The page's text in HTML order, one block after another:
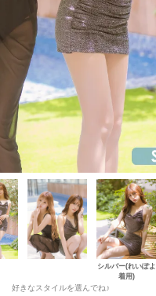
シルバー(れいぽよ
着用)
好きなスタイルを選んでね♪